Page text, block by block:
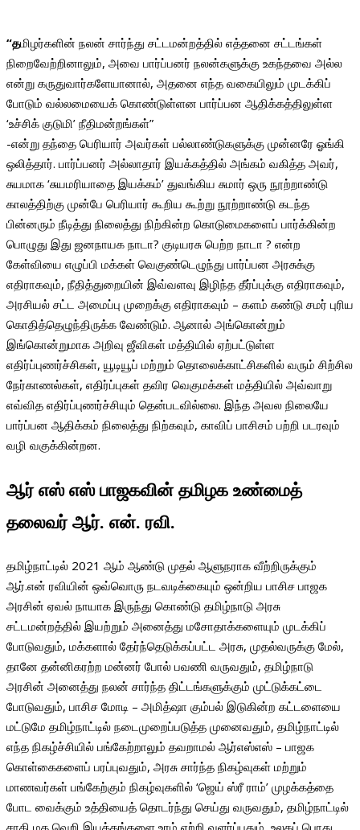
“தமிழர்களின் நலன் சார்ந்து சட்டமன்றத்தில் எத்தனை சட்டங்கள்
நிறைவேற்றினாலும், அவை பார்ப்பனர் நலன்களுக்கு உகந்தவை அல்ல
என்று கருதுவார்களேயானால், அதனை எந்த வகையிலும் முடக்கிப்
போடும் வல்லமையைக் கொண்டுள்ளன பார்ப்பன ஆதிக்கத்திலுள்ள
‘உச்சிக் குடுமி’ நீதிமன்றங்கள்”
-என்று தந்தை பெரியார் அவர்கள் பல்லாண்டுகளுக்கு முன்னரே ஓங்கி
ஒலித்தார். பார்ப்பனர் அல்லாதார் இயக்கத்தில் அங்கம் வகித்த அவர்,
சுயமாக ‘சுயமரியாதை இயக்கம்’ துவங்கிய சுமார் ஒரு நூற்றாண்டு
காலத்திற்கு முன்பே பெரியார் கூறிய கூற்று நூற்றாண்டு கடந்த
பின்னரும் நீடித்து நிலைத்து நிற்கின்ற கொடுமைகளைப் பார்க்கின்ற
பொழுது இது ஜனநாயக நாடா? குடியரசு பெற்ற நாடா ? என்ற
கேள்வியை எழுப்பி மக்கள் வெகுண்டெழுந்து பார்ப்பன அரசுக்கு
எதிராகவும், நீதித்துறையின் இவ்வளவு இழிந்த தீர்ப்புக்கு எதிராகவும்,
அரசியல் சட்ட அமைப்பு முறைக்கு எதிராகவும் – களம் கண்டு சமர் புரிய
கொதித்தெழுந்திருக்க வேண்டும். ஆனால் அங்கொன்றும்
இங்கொன்றுமாக அறிவு ஜீவிகள் மத்தியில் ஏற்பட்டுள்ள
எதிர்ப்புணர்ச்சிகள், யூடியூப் மற்றும் தொலைக்காட்சிகளில் வரும் சிற்சில
நேர்காணல்கள், எதிர்ப்புகள் தவிர வெகுமக்கள் மத்தியில் அவ்வாறு
எவ்வித எதிர்ப்புணர்ச்சியும் தென்படவில்லை. இந்த அவல நிலையே
பார்ப்பன ஆதிக்கம் நிலைத்து நிற்கவும், காவிப் பாசிசம் பற்றி படரவும்
வழி வகுக்கின்றன.
ஆர் எஸ் எஸ் பாஜகவின் தமிழக உண்மைத்
தலைவர் ஆர். என். ரவி.
தமிழ்நாட்டில் 2021 ஆம் ஆண்டு முதல் ஆளுநராக வீற்றிருக்கும்
ஆர்.என் ரவியின் ஒவ்வொரு நடவடிக்கையும் ஒன்றிய பாசிச பாஜக
அரசின் ஏவல் நாயாக இருந்து கொண்டு தமிழ்நாடு அரசு
சட்டமன்றத்தில் இயற்றும் அனைத்து மசோதாக்களையும் முடக்கிப்
போடுவதும், மக்களால் தேர்ந்தெடுக்கப்பட்ட அரசு, முதல்வருக்கு மேல்,
தானே தன்னிகரற்ற மன்னர் போல் பவணி வருவதும், தமிழ்நாடு
அரசின் அனைத்து நலன் சார்ந்த திட்டங்களுக்கும் முட்டுக்கட்டை
போடுவதும், பாசிச மோடி – அமித்ஷா கும்பல் இடுகின்ற கட்டளையை
மட்டுமே தமிழ்நாட்டில் நடைமுறைப்படுத்த முனைவதும், தமிழ்நாட்டில்
எந்த நிகழ்ச்சியில் பங்கேற்றாலும் தவறாமல் ஆர்எஸ்எஸ் – பாஜக
கொள்கைகளைப் பரப்புவதும், அரசு சார்ந்த நிகழ்வுகள் மற்றும்
மாணவர்கள் பங்கேற்கும் நிகழ்வுகளில் ‘ஜெய் ஸ்ரீ ராம்’ முழக்கத்தை
போட வைக்கும் உத்தியைத் தொடர்ந்து செய்து வருவதும், தமிழ்நாட்டில்
சாதி மத வெறி இயக்கங்களை உரம் ஏற்றி வளர்ப்பதும், உலகப் பொது